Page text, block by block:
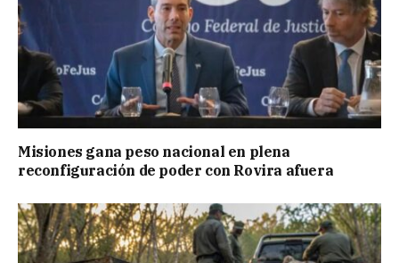
Misiones gana peso nacional en plena
reconfiguración de poder con Rovira afuera